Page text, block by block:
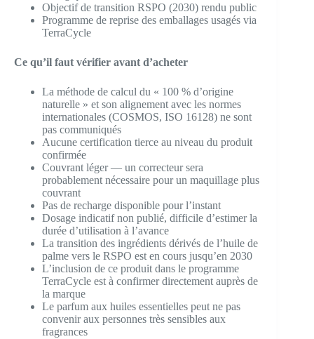
Objectif de transition RSPO (2030) rendu public
Programme de reprise des emballages usagés via
TerraCycle
Ce qu’il faut vérifier avant d’acheter
La méthode de calcul du « 100 % d’origine
naturelle » et son alignement avec les normes
internationales (COSMOS, ISO 16128) ne sont
pas communiqués
Aucune certification tierce au niveau du produit
confirmée
Couvrant léger — un correcteur sera
probablement nécessaire pour un maquillage plus
couvrant
Pas de recharge disponible pour l’instant
Dosage indicatif non publié, difficile d’estimer la
durée d’utilisation à l’avance
La transition des ingrédients dérivés de l’huile de
palme vers le RSPO est en cours jusqu’en 2030
L’inclusion de ce produit dans le programme
TerraCycle est à confirmer directement auprès de
la marque
Le parfum aux huiles essentielles peut ne pas
convenir aux personnes très sensibles aux
fragrances